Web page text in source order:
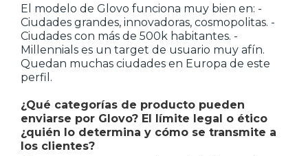
El modelo de Glovo funciona muy bien en: -
Ciudades grandes, innovadoras, cosmopolitas. -
Ciudades con más de 500k habitantes. -
Millennials es un target de usuario muy afín.
Quedan muchas ciudades en Europa de este
perfil.
¿Qué categorías de producto pueden
enviarse por Glovo? El límite legal o ético
¿quién lo determina y cómo se transmite a
los clientes?